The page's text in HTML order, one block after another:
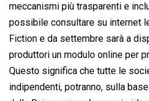
meccanismi più trasparenti e
possibile consultare su internet
Fiction e da settembre sarà a
produttori un modulo online per
Questo significa che tutte le
indipendenti, potranno, sulla